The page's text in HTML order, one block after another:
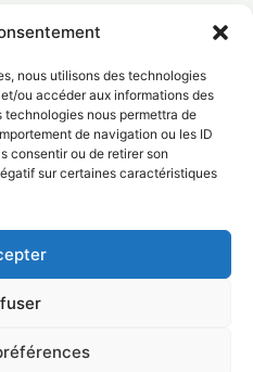
nous utilisons des technologies
ou accéder aux informations des
nous permettra de
de navigation ou les ID
consentir ou de retirer son
sur certaines caractéristiques
Webizgn
TETES DE PUB
–Politique de confidentialité